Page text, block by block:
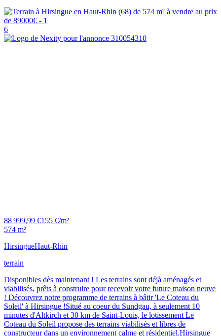
6
88 999,99 €155 €/m²
574 m²
HirsingueHaut-Rhin
terrain
Disponibles dès maintenant ! Les terrains sont déjà aménagés et
viabilisés, prêts à construire pour recevoir votre future maison neuve
! Découvrez notre programme de terrains à bâtir 'Le Coteau du
Soleil' à Hirsingue !Situé au coeur du Sundgau, à seulement 10
minutes d'Altkirch et 30 km de Saint-Louis, le lotissement Le
Coteau du Soleil propose des terrains viabilisés et libres de
constructeur dans un environnement calme et résidentiel.Hirsingue